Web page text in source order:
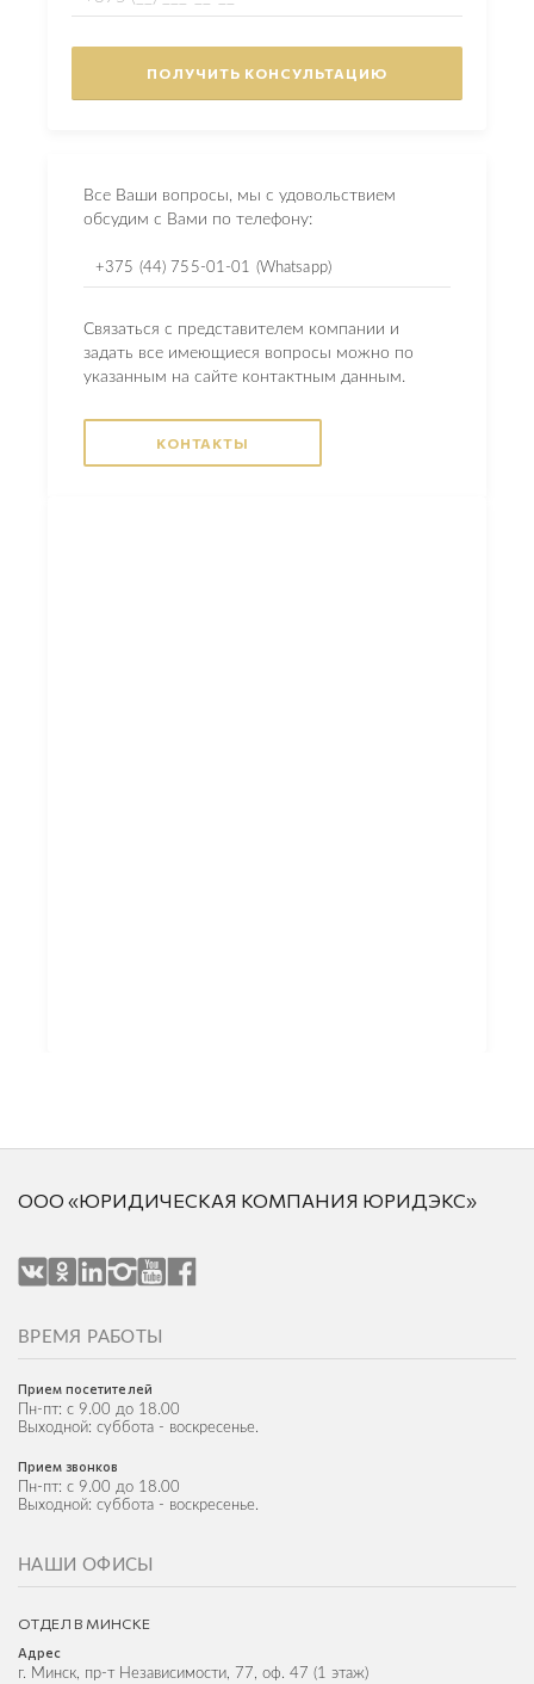
Все Ваши вопросы, мы с удовольствием
обсудим с Вами по телефону:
+375 (44) 755-01-01 (Whatsapp)
Связаться с представителем компании и
задать все имеющиеся вопросы можно по
указанным на сайте контактным данным.
КОНТАКТЫ
ООО «ЮРИДИЧЕСКАЯ КОМПАНИЯ ЮРИДЭКС»
НАШИ ОФИСЫ
ОТДЕЛ В МИНСКЕ
Адрес
г. Минск, пр-т Независимости, 77, оф. 47 (1 этаж)
ВРЕМЯ РАБОТЫ
Прием посетителей
Пн-пт: с 9.00 до 18.00
Выходной: суббота - воскресенье.
Прием звонков
Пн-пт: с 9.00 до 18.00
Выходной: суббота - воскресенье.